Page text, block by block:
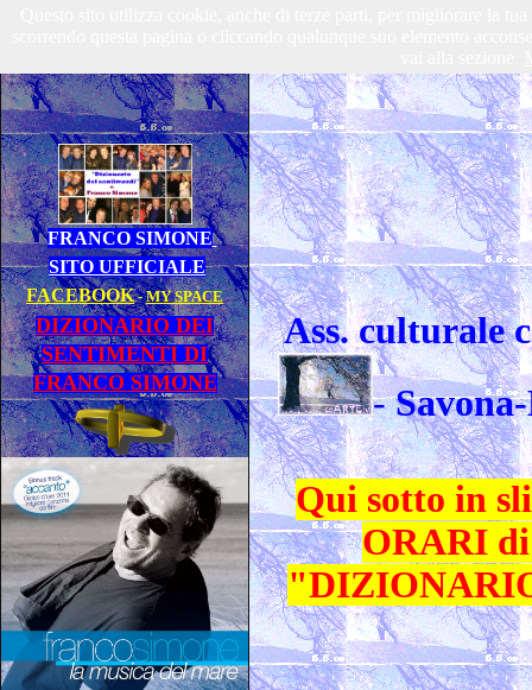
FRANCO SIMONE
SITO UFFICIALE
FACEBOOK-MY SPACE
DIZIONARIO DEI
SENTIMENTI DI
FRANCO SIMONE
Ass. culturale
-
Qui sotto in
ORARI di